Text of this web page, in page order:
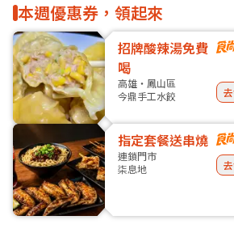
本週優惠券，領起來
招牌酸辣湯免費
喝
高雄・鳳山區
今鼎手工水餃
指定套餐送串燒
連鎖門市
柒息地